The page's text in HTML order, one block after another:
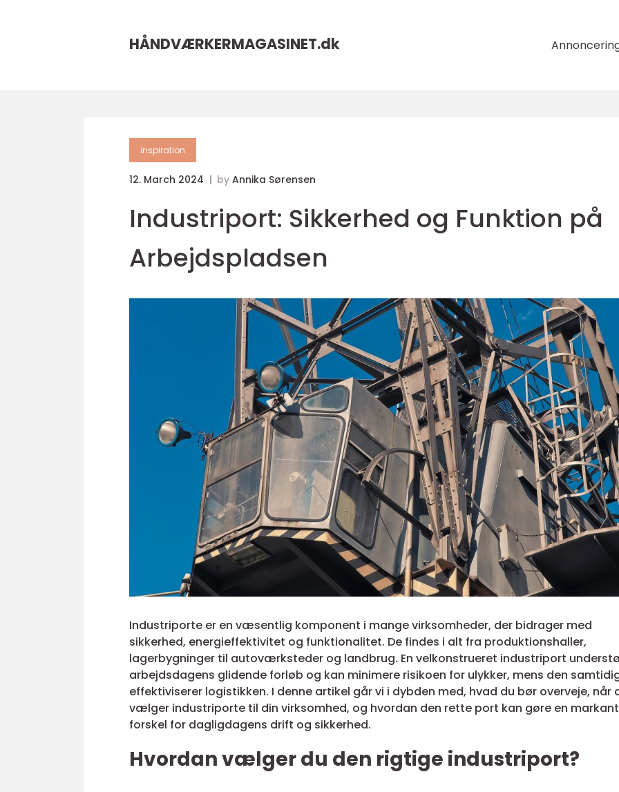
HÅNDVÆRKERMAGASINET.dk
inspiration
12. March 2024 by Annika Sørensen
Industriport: Sikkerhed og Funktion på
Arbejdspladsen
Industriporte er en væsentlig komponent i mange virksomheder, der bidrager med
sikkerhed, energieffektivitet og funktionalitet. De findes i alt fra produktionshaller,
lagerbygninger til autoværksteder og landbrug. En velkonstrueret industriport
arbejdsdagens glidende forløb og kan minimere risikoen for ulykker, mens den
effektiviserer logistikken. I denne artikel går vi i dybden med, hvad du bør overveje, når
vælger industriporte til din virksomhed, og hvordan den rette port kan gøre en markant
forskel for dagligdagens drift og sikkerhed.
Hvordan vælger du den rigtige industriport?